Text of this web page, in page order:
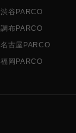
渋谷PARCO
調布PARCO
名古屋PARCO
福岡PARCO